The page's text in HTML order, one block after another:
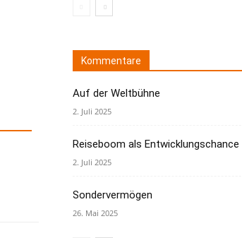
Kommentare
Auf der Weltbühne
2. Juli 2025
Reiseboom als Entwicklungschance
2. Juli 2025
Sondervermögen
26. Mai 2025